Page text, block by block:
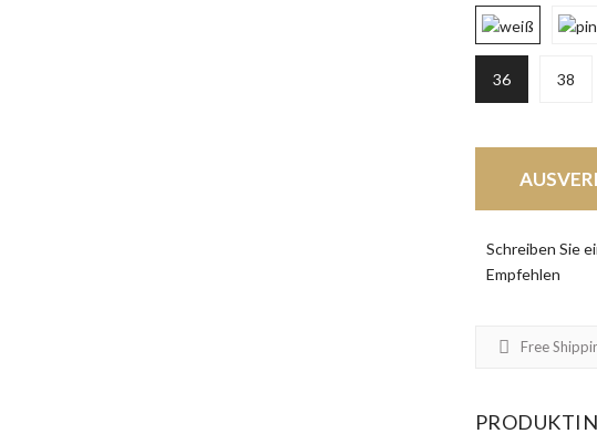
36 38
Schreiben Sie
Empfehlen
Free